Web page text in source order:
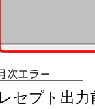
レセプト出